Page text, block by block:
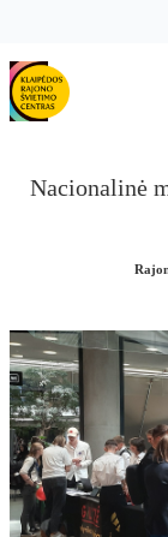
Nacionalinė